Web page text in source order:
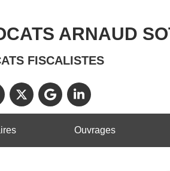
ARNAUD
FISCALISTES
Ouvrages